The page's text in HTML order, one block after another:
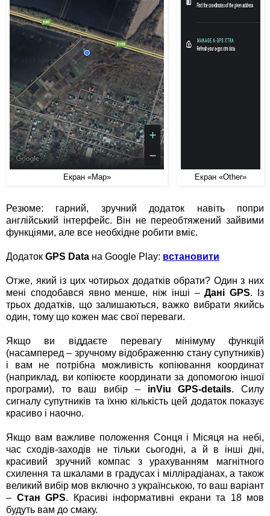
Екран «Map» Екран «Other»
Резюме: гарний, зручний додаток навіть попри
англійський інтерфейс. Він не переобтяжений зайвими
функціями, але все необхідне робити вміє.
Додаток GPS Data на Google Play: встановити
Отже, який із цих чотирьох додатків обрати? Один з них
мені сподобався явно менше, ніж інші –Дані GPS. Із
трьох додатків, що залишаються, важко вибрати якийсь
один, тому що кожен має свої переваги.
Якщо ви віддаєте перевагу мінімуму функцій
(насамперед – зручному відображенню стану супутників)
і вам не потрібна можливість копіювання координат
(наприклад, ви копіюєте координати за допомогою іншої
програми), то ваш вибір – inViu GPS-details. Силу
сигналу супутників та їхню кількість цей додаток показує
красиво і наочно.
Якщо вам важливе положення Сонця і Місяця на небі,
час сходів-заходів не тільки сьогодні, а й в інші дні,
красивий зручний компас з урахуванням магнітного
схилення та шкалами в градусах і міллірадіанах, а також
великий вибір мов включно з українською, то ваш варіант
– Стан GPS. Красиві інформативні екрани та 18 мов
будуть вам до смаку.